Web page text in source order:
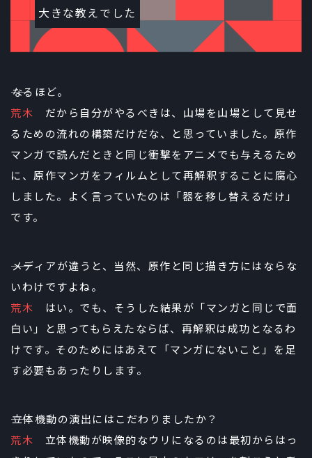
大きな教えでした
――なるほど。
荒木 だから自分がやるべきは、山場を山場として見せ
るための流れの構築だけだな、と思っていました。原作
マンガで読んだときと同じ衝撃をアニメでも与えるため
に、原作マンガをフィルムとして再解釈することに腐心
しました。よく言っていたのは「器を移し替えるだけ」
です。
――メディアが違うと、当然、原作と同じ描き方にはならな
いわけですよね。
荒木 はい。でも、そうした結果が「マンガと同じで面
白い」と思ってもらえたならば、再解釈は成功となるわ
けです。そのためにはあえて「マンガにないこと」を足
す必要もあったりします。
――立体機動の演出にはこだわりましたか？
荒木 立体機動が映像的なウリになるのは最初からはっ